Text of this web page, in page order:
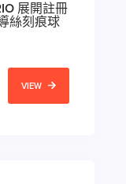
展開註冊
絲刻痕球
VIEW